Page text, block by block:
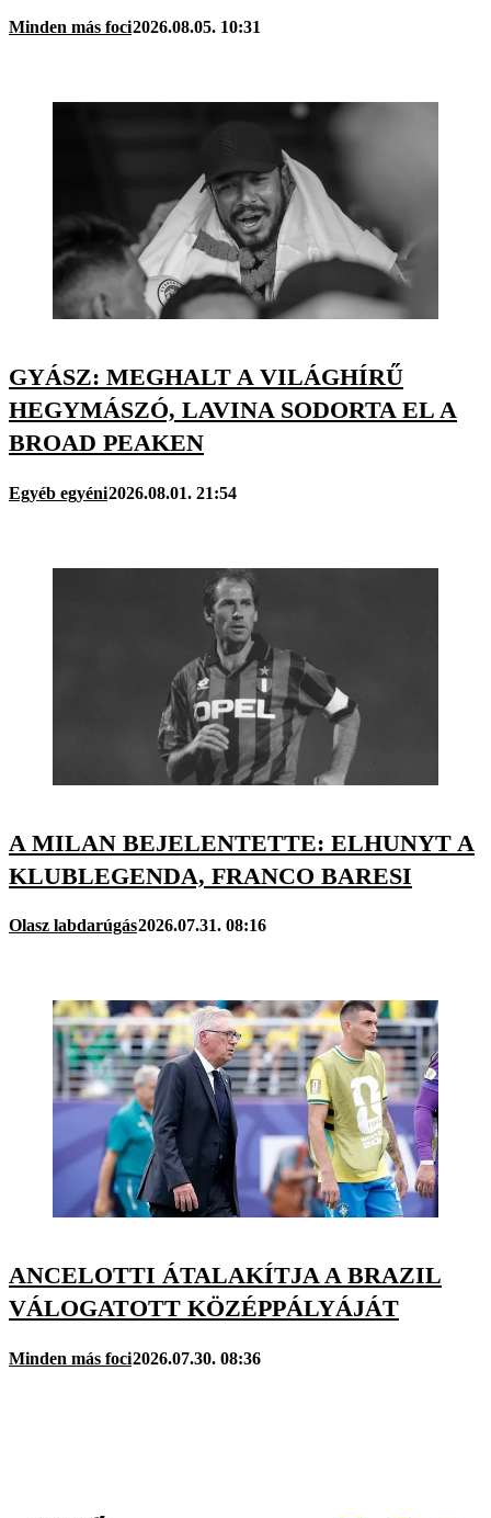
Minden más foci2026.08.05. 10:31
GYÁSZ: MEGHALT A VILÁGHÍRŰ
HEGYMÁSZÓ, LAVINA SODORTA EL A
BROAD PEAKEN
Egyéb egyéni2026.08.01. 21:54
A MILAN BEJELENTETTE: ELHUNYT A
KLUBLEGENDA, FRANCO BARESI
Olasz labdarúgás2026.07.31. 08:16
ANCELOTTI ÁTALAKÍTJA A BRAZIL
VÁLOGATOTT KÖZÉPPÁLYÁJÁT
Minden más foci2026.07.30. 08:36